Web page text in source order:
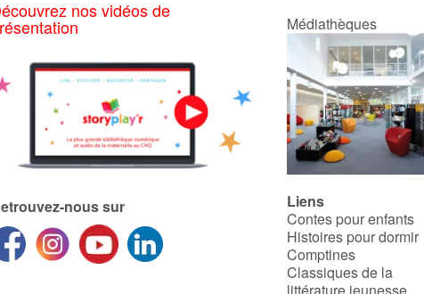
nos vidéos de
nous sur
Médiathèques
Liens
Contes pour enfants
Histoires pour dormir
Comptines
Classiques de la
littérature jeunesse